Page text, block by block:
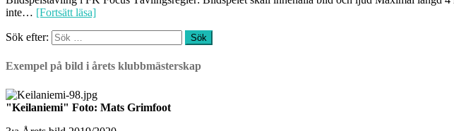
inte… [Fortsätt läsa]
Sök efter:
Exempel på bild i årets klubbmästerskap
"Keilaniemi" Foto: Mats Grimfoot